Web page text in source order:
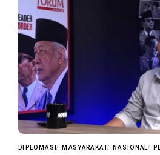
DIPLOMASI MASYARAKAT NASIONAL